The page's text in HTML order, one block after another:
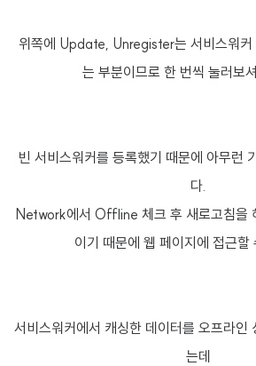
위쪽에 Update, Unregister는 서비스워커
는 부분이므로 한 번씩 눌러보
빈 서비스워커를 등록했기 때문에 아무런
다.
Network에서 Offline 체크 후 새로고침을
이기 때문에 웹 페이지에 접근할
서비스워커에서 캐싱한 데이터를 오프라인
는데